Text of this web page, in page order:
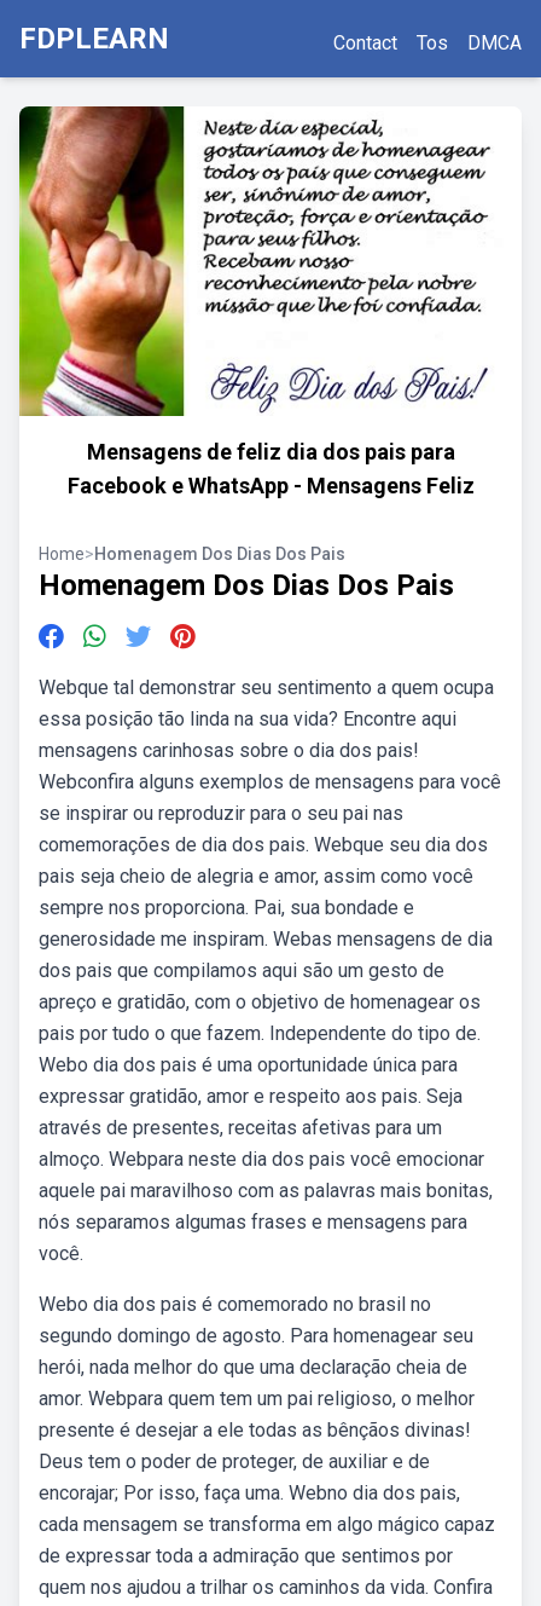
FDPLEARN Contact Tos DMCA
Mensagens de feliz dia dos pais para
Facebook e WhatsApp - Mensagens Feliz
Home>Homenagem Dos Dias Dos Pais
Homenagem Dos Dias Dos Pais
Webque tal demonstrar seu sentimento a quem ocupa
essa posição tão linda na sua vida? Encontre aqui
mensagens carinhosas sobre o dia dos pais!
Webconfira alguns exemplos de mensagens para você
se inspirar ou reproduzir para o seu pai nas
comemorações de dia dos pais. Webque seu dia dos
pais seja cheio de alegria e amor, assim como você
sempre nos proporciona. Pai, sua bondade e
generosidade me inspiram. Webas mensagens de dia
dos pais que compilamos aqui são um gesto de
apreço e gratidão, com o objetivo de homenagear os
pais por tudo o que fazem. Independente do tipo de.
Webo dia dos pais é uma oportunidade única para
expressar gratidão, amor e respeito aos pais. Seja
através de presentes, receitas afetivas para um
almoço. Webpara neste dia dos pais você emocionar
aquele pai maravilhoso com as palavras mais bonitas,
nós separamos algumas frases e mensagens para
você.
Webo dia dos pais é comemorado no brasil no
segundo domingo de agosto. Para homenagear seu
herói, nada melhor do que uma declaração cheia de
amor. Webpara quem tem um pai religioso, o melhor
presente é desejar a ele todas as bênçãos divinas!
Deus tem o poder de proteger, de auxiliar e de
encorajar; Por isso, faça uma. Webno dia dos pais,
cada mensagem se transforma em algo mágico capaz
de expressar toda a admiração que sentimos por
quem nos ajudou a trilhar os caminhos da vida. Confira